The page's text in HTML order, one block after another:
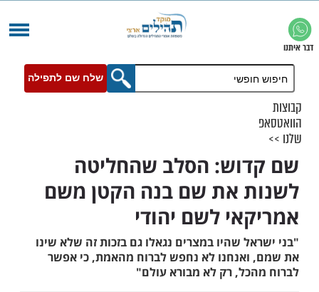
שלח שם לתפילה
הסלב שהחליטה
את שם בנה הקטן משם
לשם יהודי